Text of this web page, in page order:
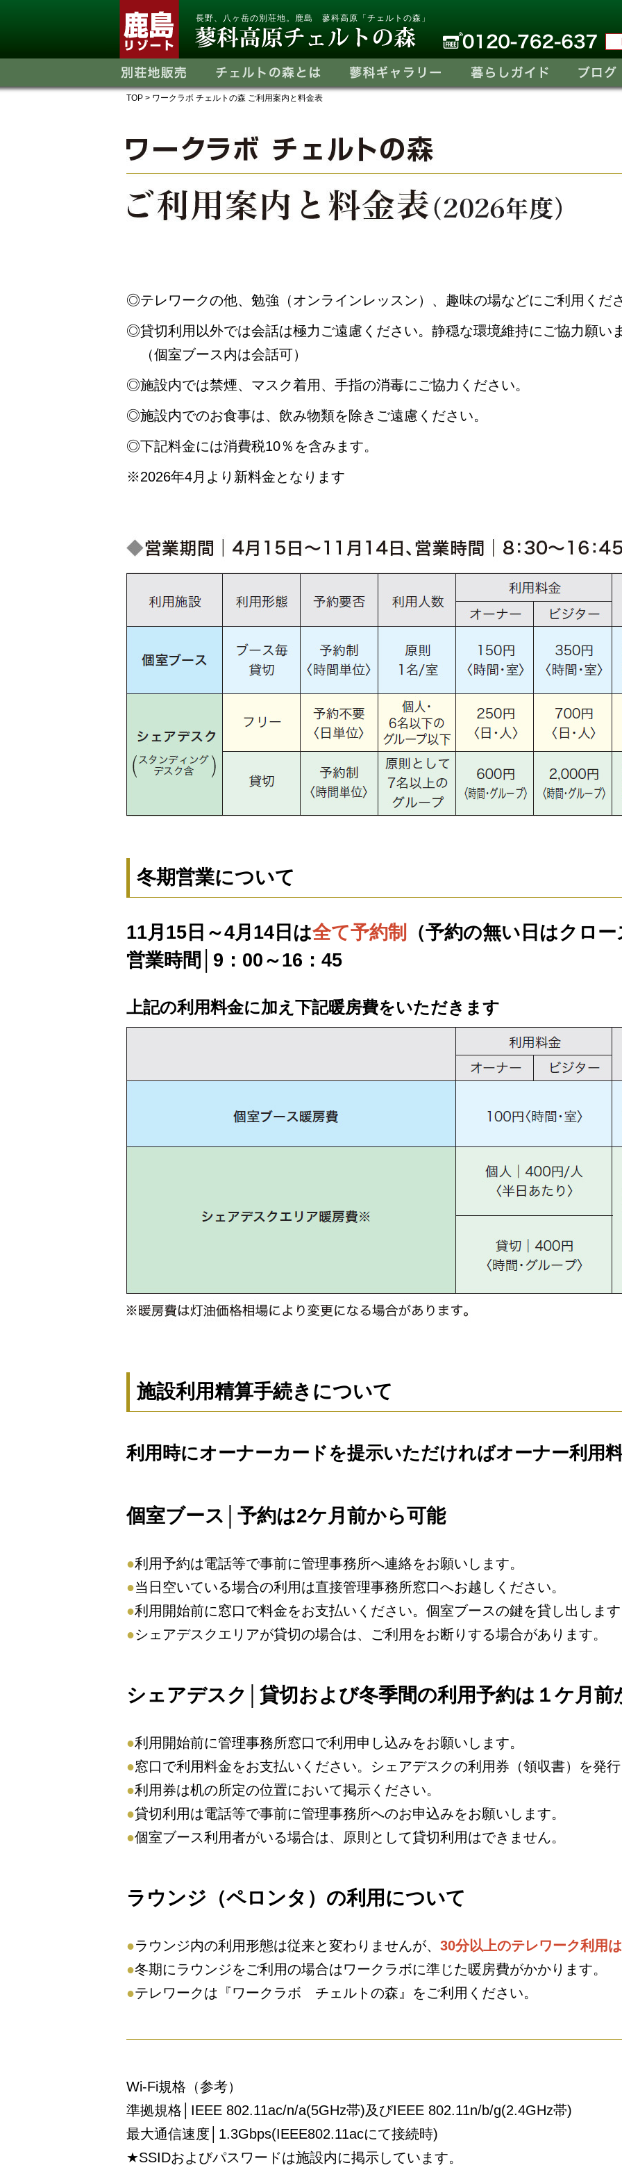
長野、八ヶ岳の別荘地。鹿島 蓼科高原「チェルトの森」
TOP > ワークラボ チェルトの森 ご利用案内と料金表
◎テレワークの他、勉強（オンラインレッスン）、趣味の場などにご利用くだ
◎貸切利用以外では会話は極力ご遠慮ください。静穏な環境維持にご協力願い
（個室ブース内は会話可）
◎施設内では禁煙、マスク着用、手指の消毒にご協力ください。
◎施設内でのお食事は、飲み物類を除きご遠慮ください。
◎下記料金には消費税10％を含みます。
※2026年4月より新料金となります
冬期営業について
11月15日～4月14日は全て予約制
（予約の無い日はクロ
営業時間│9：00～16：45
上記の利用料金に加え下記暖房費をいただきます
施設利用精算手続きについて
利用時にオーナーカードを提示いただければオーナー利用
個室ブース│予約は2ケ月前から可能
●利用予約は電話等で事前に管理事務所へ連絡をお願いします。
●当日空いている場合の利用は直接管理事務所窓口へお越しください。
●利用開始前に窓口で料金をお支払いください。個室ブースの鍵を貸し出しま
●シェアデスクエリアが貸切の場合は、ご利用をお断りする場合があります。
シェアデスク│貸切および冬季間の利用予約は１ケ月前
●利用開始前に管理事務所窓口で利用申し込みをお願いします。
●窓口で利用料金をお支払いください。シェアデスクの利用券（領収書）を発
●利用券は机の所定の位置において掲示ください。
●貸切利用は電話等で事前に管理事務所へのお申込みをお願いします。
●個室ブース利用者がいる場合は、原則として貸切利用はできません。
ラウンジ（ペロンタ）の利用について
●ラウンジ内の利用形態は従来と変わりませんが、 30分以上のテレワーク利用
●冬期にラウンジをご利用の場合はワークラボに準じた暖房費がかかります。
●テレワークは『ワークラボ チェルトの森』をご利用ください。
Wi-Fi規格（参考）
準拠規格│IEEE 802.11ac/n/a(5GHz帯)及びIEEE 802.11n/b/g(2.4GHz帯)
最大通信速度│1.3Gbps(IEEE802.11acにて接続時)
★SSIDおよびパスワードは施設内に掲示しています。